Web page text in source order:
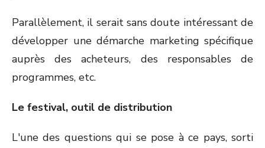
Parallèlement, il serait sans doute intéressant de
développer une démarche marketing spécifique
auprès des acheteurs, des responsables de
programmes, etc.
Le festival, outil de distribution
L'une des questions qui se pose à ce pays, sorti